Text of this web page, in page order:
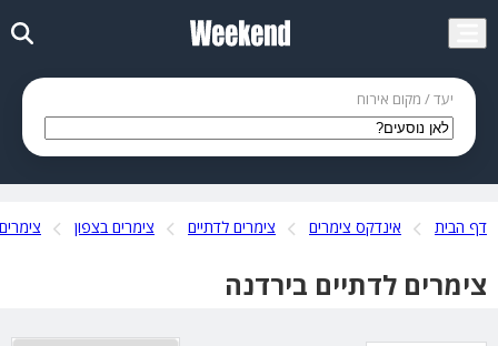
יעד / מקום אירוח
דף הבית אינדקס צימרים צימרים לדתיים צימרים בצפון
צימרים לדתיים בירדנה